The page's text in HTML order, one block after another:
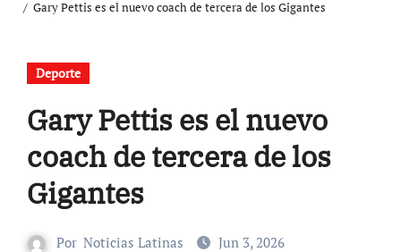
Gary Pettis es el nuevo coach de tercera de los Gigantes
Deporte
Gary Pettis es el nuevo
coach de tercera de los
Gigantes
Por Noticias Latinas Jun 3, 2026